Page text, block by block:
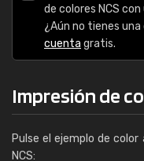
de colores NCS
¿Aún no tienes
cuenta gratis.
Impresión de
Pulse el ejemplo de
NCS: